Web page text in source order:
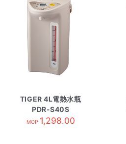
TIGER 4L電熱水瓶
PDR-S40S
MOP 1,298.00